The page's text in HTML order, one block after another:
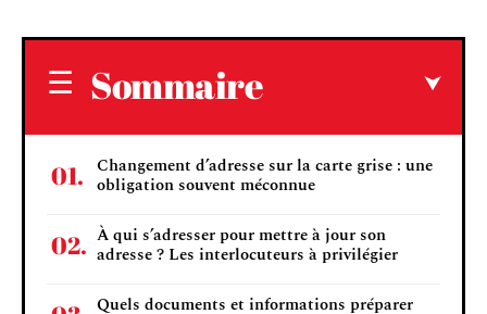
Sommaire
Changement d’adresse sur la carte grise : une
obligation souvent méconnue
À qui s’adresser pour mettre à jour son
adresse ? Les interlocuteurs à privilégier
Quels documents et informations préparer